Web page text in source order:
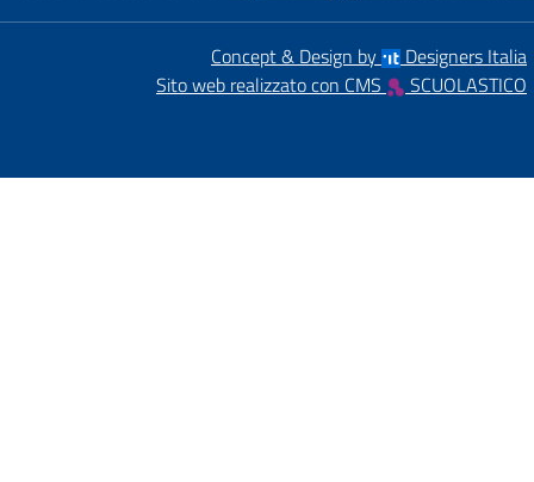
Concept & Design by
Designers Italia
Sito web realizzato con CMS
SCUOLASTICO